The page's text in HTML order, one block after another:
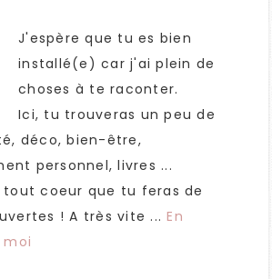
J'espère que tu es bien
installé(e) car j'ai plein de
choses à te raconter.
Ici, tu trouveras un peu de
déco, bien-être,
personnel, livres ...
tout coeur que tu feras de
! A très vite ...En
moi